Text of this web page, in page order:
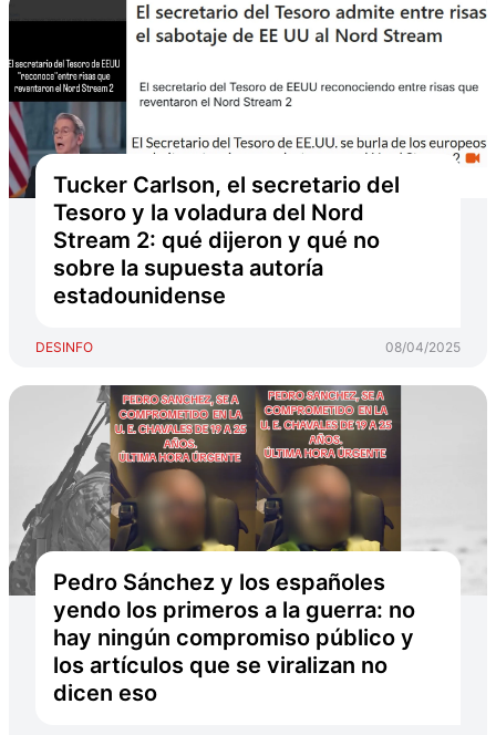
Tucker Carlson, el secretario del
Tesoro y la voladura del Nord
Stream 2: qué dijeron y qué no
sobre la supuesta autoría
estadounidense
DESINFO 08/04/2025
Pedro Sánchez y los españoles
yendo los primeros a la guerra: no
hay ningún compromiso público y
los artículos que se viralizan no
dicen eso